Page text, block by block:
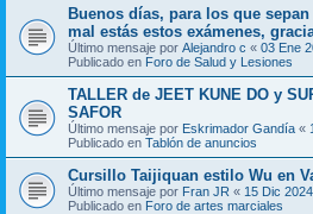
Buenos días, para los que
mal estás estos exámenes,
Último mensaje por Alejandro c « 03 Ene
Publicado en Foro de Salud y Lesiones
TALLER de JEET KUNE DO y
SAFOR
Último mensaje por Eskrimador Gandía «
Publicado en Tablón de anuncios
Cursillo Taijiquan estilo Wu en
Último mensaje por Fran JR « 15 Dic
Publicado en Foro de artes marciales